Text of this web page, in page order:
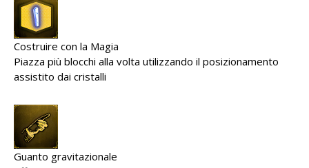
Costruire con la Magia
Piazza più blocchi alla volta utilizzando il posizionamento
assistito dai cristalli
Guanto gravitazionale